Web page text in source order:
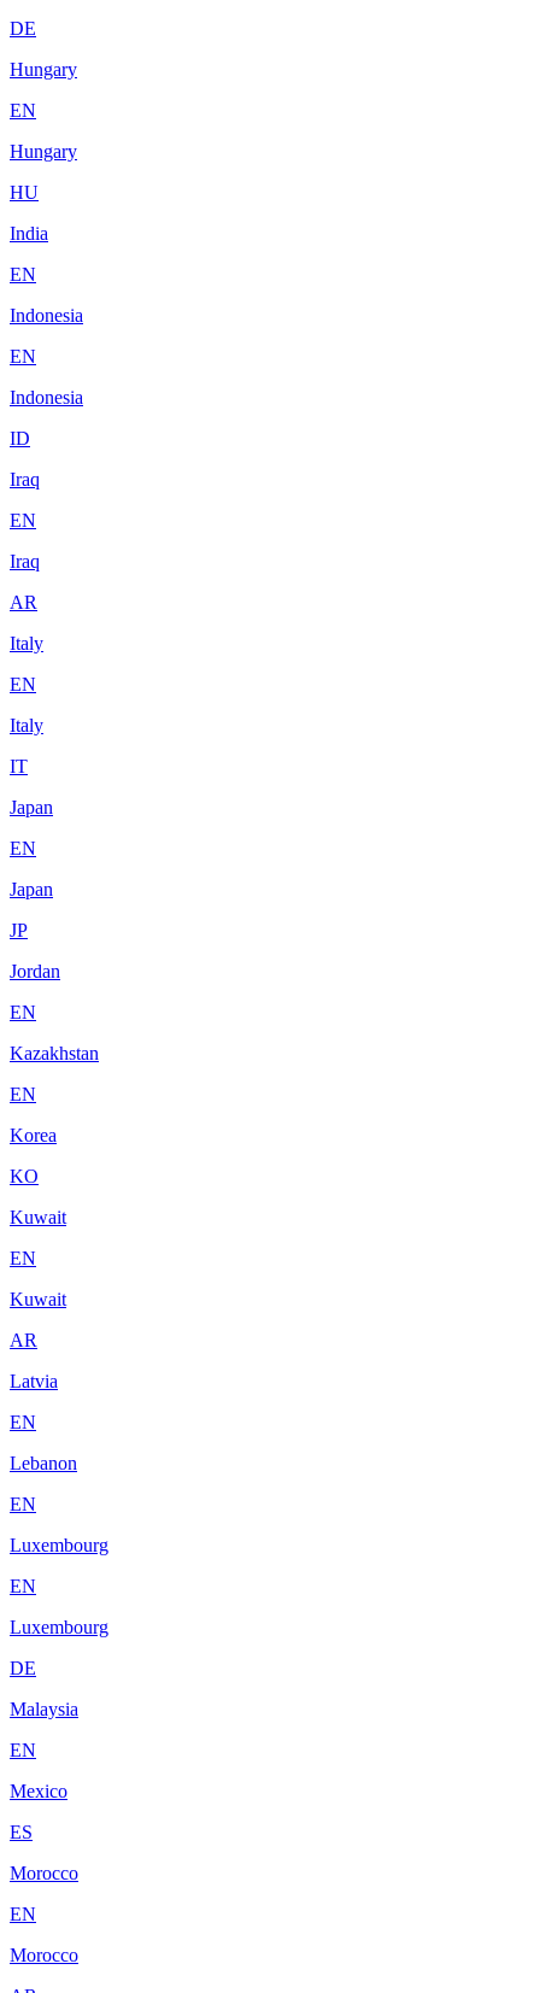
DE
Hungary
EN
Hungary
HU
India
EN
Indonesia
EN
Indonesia
ID
Iraq
EN
Iraq
AR
Italy
EN
Italy
IT
Japan
EN
Japan
JP
Jordan
EN
Kazakhstan
EN
Korea
KO
Kuwait
EN
Kuwait
AR
Latvia
EN
Lebanon
EN
Luxembourg
EN
Luxembourg
DE
Malaysia
EN
Mexico
ES
Morocco
EN
Morocco